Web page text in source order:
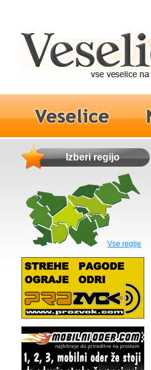
Izberi regijo
Vse regije